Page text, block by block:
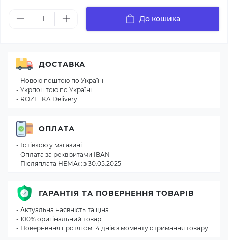
До кошика
ДОСТАВКА
- Новою поштою по Україні
- Укрпоштою по Україні
- ROZETKA Delivery
ОПЛАТА
- Готівкою у магазині
- Оплата за реквізитами IBAN
- Післяплата НЕМАЄ з 30.05.2025
ГАРАНТІЯ ТА ПОВЕРНЕННЯ ТОВАРІВ
- Актуальна наявність та ціна
- 100% оригінальний товар
- Повернення протягом 14 днів з моменту отримання товару